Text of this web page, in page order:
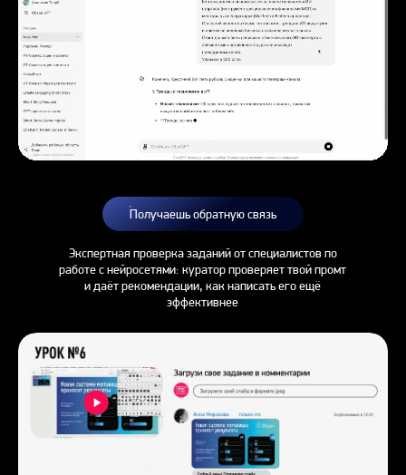
Получаешь обратную связь
Экспертная проверка заданий от специалистов по
работе с нейросетями: куратор проверяет твой промт
и даёт рекомендации, как написать его ещё
эффективнее